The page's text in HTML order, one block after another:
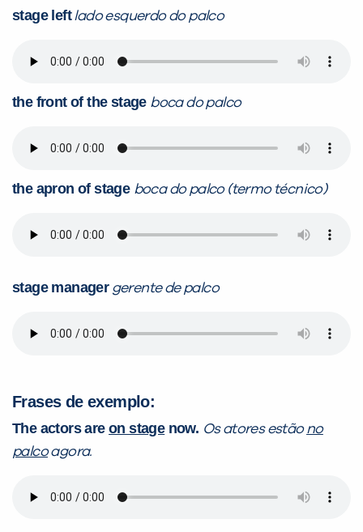
stage left lado esquerdo do palco
the front of the stage boca do palco
the apron of stage boca do palco (termo técnico)
stage manager gerente de palco
Frases de exemplo:
The actors areon stagenow. Os atores estãono
palcoagora.